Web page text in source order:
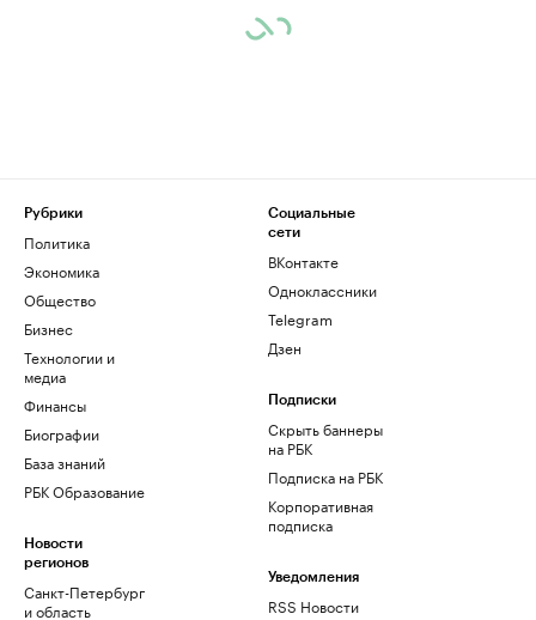
Рубрики
Политика
Экономика
Общество
Бизнес
Технологии и
медиа
Финансы
Биографии
База знаний
РБК Образование
Новости
регионов
Санкт-Петербург
и область
Социальные
сети
ВКонтакте
Одноклассники
Telegram
Дзен
Подписки
Скрыть баннеры
на РБК
Подписка на РБК
Корпоративная
подписка
Уведомления
RSS Новости